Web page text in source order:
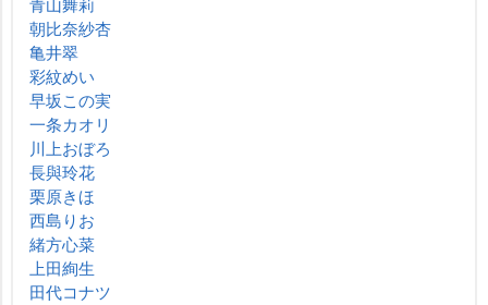
朝比奈紗杏
亀井翠
彩紋めい
早坂この実
一条カオリ
川上おぼろ
長與玲花
栗原きほ
西島りお
緒方心菜
上田絢生
田代コナツ